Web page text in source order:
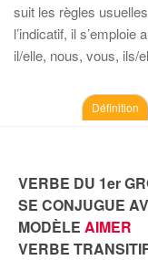
suit les règles
l’indicatif, il
il/elle, nous, vous, ils/
Définition
VERBE DU 1er
SE CONJUGUE
MODÈLE AIMER
VERBE